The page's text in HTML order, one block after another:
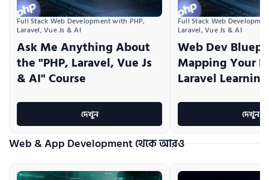
Full Stack Web Development with PHP,
Laravel, Vue Js & AI
Ask Me Anything About
the "PHP, Laravel, Vue Js
& AI" Course
দেখুন
Full Stack Web
Laravel, Vue Js & AI
Web Dev
Mapping Your
Laravel
দেখুন
Web & App Development থেকে আরও